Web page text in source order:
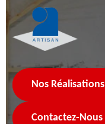
Nos Réalisations
Contactez-Nous